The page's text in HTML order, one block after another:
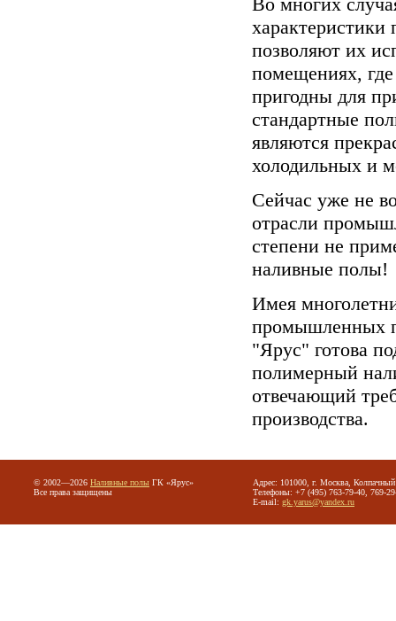
позволяют их
помещениях,
пригодны для
стандартные
являются
холодильных и
Сейчас уже не
отрасли
степени не
наливные полы!
Имея
промышленных
"Ярус" готова
полимерный
отвечающий
производства.
© 2002—2026 Наливные полы ГК «Ярус»
Все права защищены
Адрес: 101000, г. Москва,
Телефоны: +7 (495) 763-79-40, 769-
E-mail: gk.yarus@yandex.ru